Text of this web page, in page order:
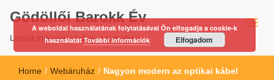
Gödöllői Barokk Év
Letűnt stíluskorszakok nyomában…
Home / Webáruház / Nagyon modern az optikai kábel
A weboldal használatának folytatásával Ön elfogadja a cookie-k
használatátTovábbi információk Elfogadom